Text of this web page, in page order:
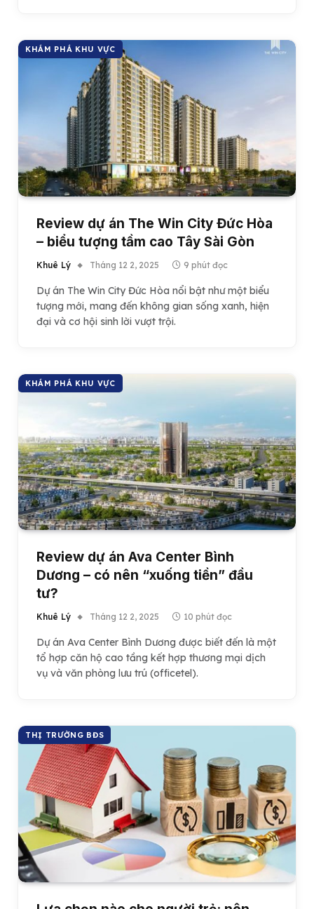
KHÁM PHÁ KHU VỰC
Review dự án The Win City Đức Hòa
– biểu tượng tầm cao Tây Sài Gòn
Khuê Lý Tháng 12 2, 2025 9 phút đọc
Dự án The Win City Đức Hòa nổi bật như một biểu
tượng mới, mang đến không gian sống xanh, hiện
đại và cơ hội sinh lời vượt trội.
KHÁM PHÁ KHU VỰC
Review dự án Ava Center Bình
Dương – có nên “xuống tiền” đầu
tư?
Khuê Lý Tháng 12 2, 2025 10 phút đọc
Dự án Ava Center Bình Dương được biết đến là một
tổ hợp căn hộ cao tầng kết hợp thương mại dịch
vụ và văn phòng lưu trú (officetel).
THỊ TRƯỜNG BĐS